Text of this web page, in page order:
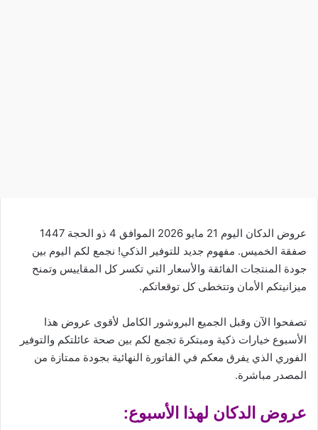
عروض الدكان اليوم 21 مايو 2026 الموافق 4 ذو الحجة 1447
صفقة الخميس. مفهوم جديد للتوفير الذكي! نجمع لكم اليوم بين
جودة المنتجات الفائقة والأسعار التي تكسر كل المقاييس وتمنح
ميزانيتكم الأمان وتتخطى كل توقعاتكم.
تصفحوا الآن وقبل الجميع البروشور الكامل لأقوى عروض هذا
الأسبوع خيارات ذكية ومبتكرة تجمع لكم بين صحة عائلتكم والتوفير
الفوري الذي يفرق معكم في الفاتورة النهائية بجودة ممتازة من
المصدر مباشرة.
عروض الدكان لهذا الأسبوع: